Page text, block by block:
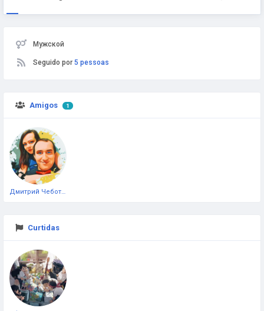
Мужской
Seguido por 5 pessoas
Amigos 1
Curtidas